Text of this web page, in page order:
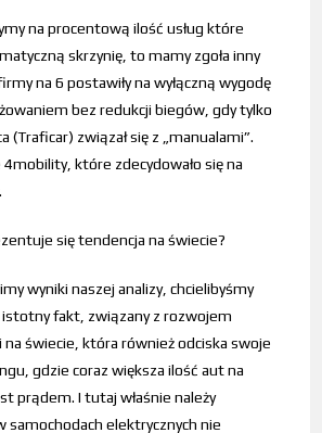
na procentową ilość usług które
skrzynię, to mamy zgoła inny
na 6 postawiły na wyłączną wygodę
bez redukcji biegów, gdy tylko
(Traficar) związał się z „manualami”.
które zdecydowało się na
się tendencja na świecie?
wyniki naszej analizy, chcielibyśmy
istotny fakt, związany z rozwojem
świecie, która również odciska swoje
gdzie coraz większa ilość aut na
prądem. I tutaj właśnie należy
samochodach elektrycznych nie